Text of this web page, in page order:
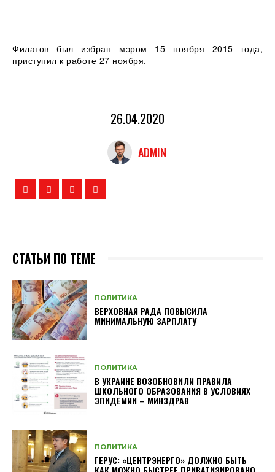
Филатов был избран мэром 15 ноября 2015 года,
приступил к работе 27 ноября.
26.04.2020
ADMIN
СТАТЬИ ПО ТЕМЕ
ПОЛИТИКА
ВЕРХОВНАЯ РАДА ПОВЫСИЛА
МИНИМАЛЬНУЮ ЗАРПЛАТУ
ПОЛИТИКА
В УКРАИНЕ ВОЗОБНОВИЛИ ПРАВИЛА
ШКОЛЬНОГО ОБРАЗОВАНИЯ В УСЛОВИЯХ
ЭПИДЕМИИ – МИНЗДРАВ
ПОЛИТИКА
ГЕРУС: «ЦЕНТРЭНЕРГО» ДОЛЖНО БЫТЬ